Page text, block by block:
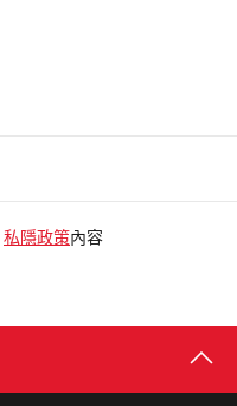
私隱政策 內容